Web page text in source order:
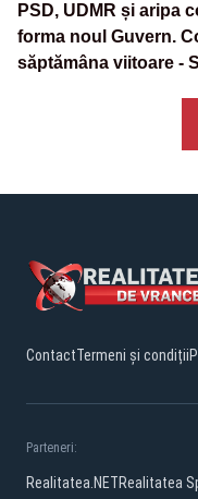
PSD, UDMR și aripa
forma noul Guvern.
săptămâna viitoare -
ContactTermeni și condiții
Parteneri:
Realitatea.NETRealitatea